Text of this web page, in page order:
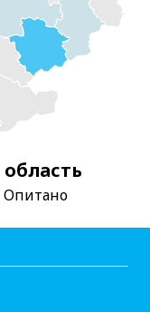
область
Опитано